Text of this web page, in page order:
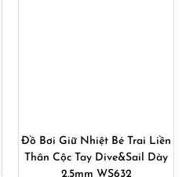
Đồ Bơi Giữ Nhiệt Bé Trai Liền
Thân Cộc Tay Dive&Sail Dày
2.5mm WS632